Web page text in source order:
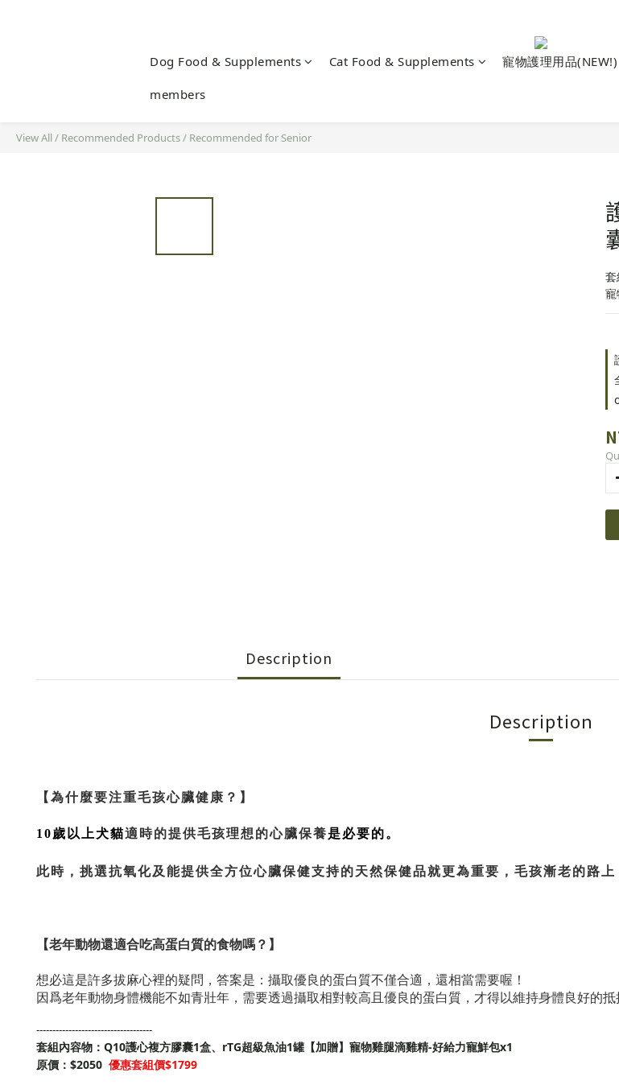
Dog Food & Supplements Cat Food & Supplements 寵物護理用品(NEW!)
members
View All/ Recommended Products/ Recommended for Senior
套
寵
Description
Description
【為什麼要注重毛孩心臟健康？】
10歲以上犬貓適時的提供毛孩理想的心臟保養是必要的。
此時，挑選抗氧化及能提供全方位心臟保健支持的天然保健品就更為重要，毛孩漸老的路
【老年動物還適合吃高蛋白質的食物嗎？】
想必這是許多拔麻心裡的疑問，答案是：攝取優良的蛋白質不僅合適，還相當需要喔！
因爲老年動物身體機能不如青壯年，需要透過攝取相對較高且優良的蛋白質，才得以維持身體良好的抵
------------------------------------
套組內容物： Q10護心複方膠囊1盒、rTG超級魚油1罐【加贈】寵物雞腿滴雞精-好給力寵鮮包x1
原價：$2050 優惠套組價$1799